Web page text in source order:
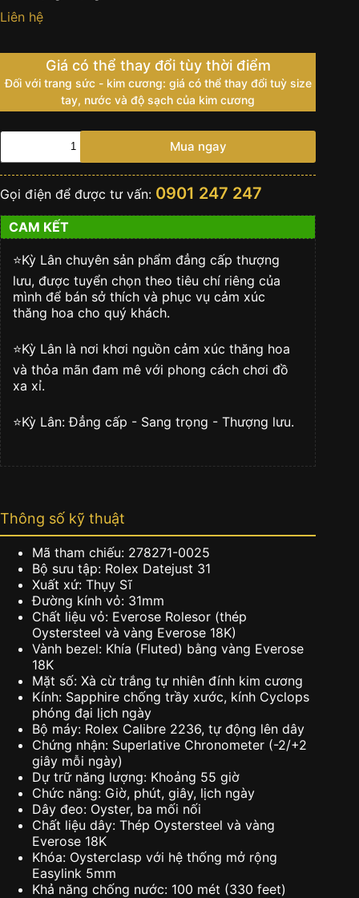
Liên hệ
Giá có thể thay đổi tùy thời điểm
Đối với trang sức - kim cương: giá có thể thay đổi tuỳ size
tay, nước và độ sạch của kim cương
Đồng
Rolex
31
xà
cừ
dây
oyster
278271-
0025
số
lượng
Mua ngay
Gọi điện để được tư vấn: 0901 247 247
CAM KẾT
⭐️Kỳ Lân chuyên sản phẩm đẳng cấp thượng
lưu, được tuyển chọn theo tiêu chí riêng của
mình để bán sở thích và phục vụ cảm xúc
thăng hoa cho quý khách.
⭐️Kỳ Lân là nơi khơi nguồn cảm xúc thăng hoa
và thỏa mãn đam mê với phong cách chơi đồ
xa xỉ.
⭐️Kỳ Lân: Đẳng cấp - Sang trọng - Thượng lưu.
Thông số kỹ thuật
Mã tham chiếu: 278271-0025
Bộ sưu tập: Rolex Datejust 31
Xuất xứ: Thụy Sĩ
Đường kính vỏ: 31mm
Chất liệu vỏ: Everose Rolesor (thép
Oystersteel và vàng Everose 18K)
Vành bezel: Khía (Fluted) bằng vàng Everose
18K
Mặt số: Xà cừ trắng tự nhiên đính kim cương
Kính: Sapphire chống trầy xước, kính Cyclops
phóng đại lịch ngày
Bộ máy: Rolex Calibre 2236, tự động lên dây
Chứng nhận: Superlative Chronometer (-2/+2
giây mỗi ngày)
Dự trữ năng lượng: Khoảng 55 giờ
Chức năng: Giờ, phút, giây, lịch ngày
Dây đeo: Oyster, ba mối nối
Chất liệu dây: Thép Oystersteel và vàng
Everose 18K
Khóa: Oysterclasp với hệ thống mở rộng
Easylink 5mm
Khả năng chống nước: 100 mét (330 feet)